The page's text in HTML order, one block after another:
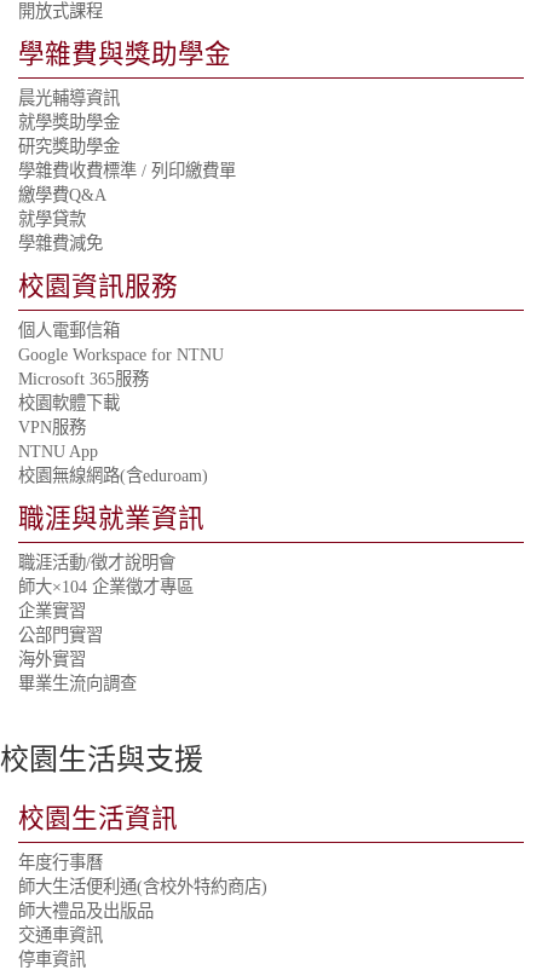
開放式課程
學雜費與獎助學金
晨光輔導資訊
就學獎助學金
研究獎助學金
學雜費收費標準 / 列印繳費單
繳學費Q&A
就學貸款
學雜費減免
校園資訊服務
個人電郵信箱
Google Workspace for NTNU
Microsoft 365服務
校園軟體下載
VPN服務
NTNU App
校園無線網路(含eduroam)
職涯與就業資訊
職涯活動/徵才說明會
師大×104 企業徵才專區
企業實習
公部門實習
海外實習
畢業生流向調查
校園生活與支援
校園生活資訊
年度行事曆
師大生活便利通(含校外特約商店)
師大禮品及出版品
交通車資訊
停車資訊